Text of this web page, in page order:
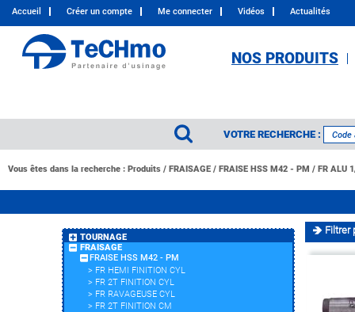
Accueil Créer un compte Me connecter Vidéos Actualités
NOS PRODUITS
VOTRE RECHERCHE :
Vous êtes dans la recherche : Produits / FRAISAGE / FRAISE HSS M42 - PM / FR ALU
TOURNAGE
FRAISAGE
FRAISE HSS M42 - PM
> FR HEMI FINITION CYL
> FR 2T FINITION CYL
> FR RAVAGEUSE CYL
> FR 2T FINITION CM
Filtrer